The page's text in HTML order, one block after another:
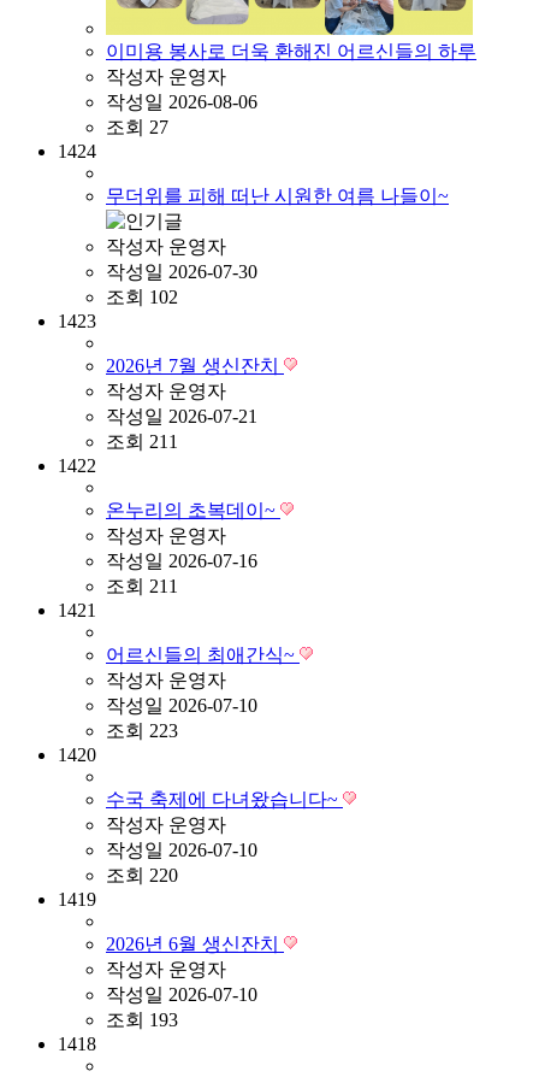
이미용 봉사로 더욱 환해진 어르신들의 하루
작성자 운영자
작성일 2026-08-06
조회 27
1424
무더위를 피해 떠난 시원한 여름 나들이~
작성자 운영자
작성일 2026-07-30
조회 102
1423
2026년 7월 생신잔치
작성자 운영자
작성일 2026-07-21
조회 211
1422
온누리의 초복데이~
작성자 운영자
작성일 2026-07-16
조회 211
1421
어르신들의 최애간식~
작성자 운영자
작성일 2026-07-10
조회 223
1420
수국 축제에 다녀왔습니다~
작성자 운영자
작성일 2026-07-10
조회 220
1419
2026년 6월 생신잔치
작성자 운영자
작성일 2026-07-10
조회 193
1418